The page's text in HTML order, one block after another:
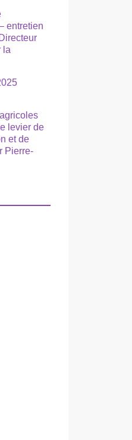
entretien
la
levier de
et de
Pierre-